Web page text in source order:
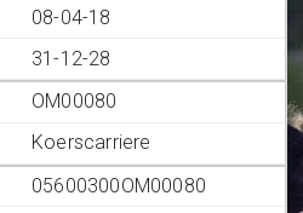
08-04-18
31-12-28
OM00080
Koerscarriere
05600300OM00080